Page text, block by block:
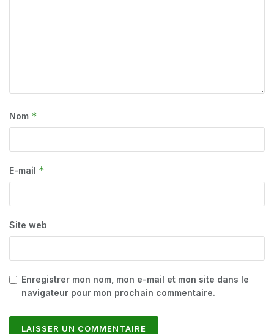
Nom *
E-mail *
Site web
Enregistrer mon nom, mon e-mail et mon site dans le
navigateur pour mon prochain commentaire.